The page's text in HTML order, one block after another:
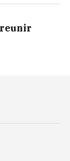
reunir